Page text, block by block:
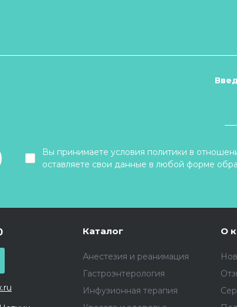
Вы принимаете условия политики в
оставляете свои данные в любой форме
Каталог
Анестезия и реанимация
Гастроэнтерология
Инфузионная терапия
О